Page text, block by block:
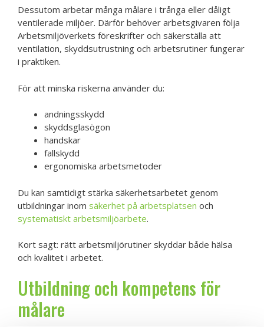
Dessutom arbetar många målare i trånga eller dåligt
ventilerade miljöer. Därför behöver arbetsgivaren följa
Arbetsmiljöverkets föreskrifter och säkerställa att
ventilation, skyddsutrustning och arbetsrutiner fungerar
i praktiken.
För att minska riskerna använder du:
andningsskydd
skyddsglasögon
handskar
fallskydd
ergonomiska arbetsmetoder
Du kan samtidigt stärka säkerhetsarbetet genom
utbildningar inom säkerhet på arbetsplatsen och
systematiskt arbetsmiljöarbete.
Kort sagt: rätt arbetsmiljörutiner skyddar både hälsa
och kvalitet i arbetet.
Utbildning och kompetens för
målare